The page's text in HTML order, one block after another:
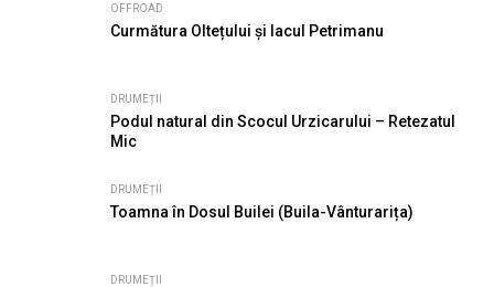
OFFROAD
Curmătura Oltețului și lacul Petrimanu
DRUMEȚII
Podul natural din Scocul Urzicarului – Retezatul
Mic
DRUMEȚII
Toamna în Dosul Builei (Buila-Vânturarița)
DRUMEȚII